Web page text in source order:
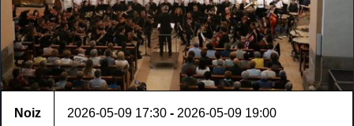
Noiz 2026-05-09 17:30 - 2026-05-09 19:00